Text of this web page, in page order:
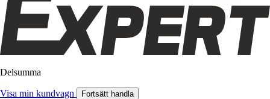
Delsumma
Visa min kundvagn Fortsätt handla